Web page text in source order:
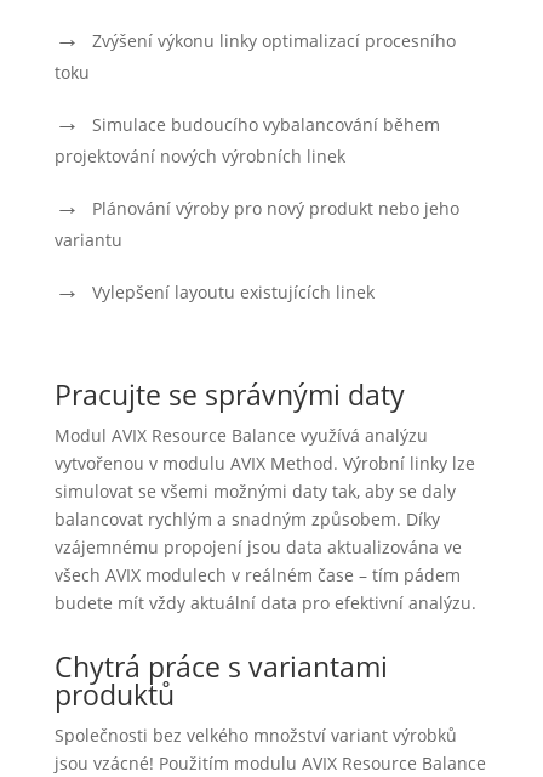
Zvýšení výkonu linky optimalizací procesního
toku
Simulace budoucího vybalancování během
projektování nových výrobních linek
Plánování výroby pro nový produkt nebo jeho
variantu
Vylepšení layoutu existujících linek
Pracujte se správnými daty
Modul AVIX Resource Balance využívá analýzu
vytvořenou v modulu AVIX Method. Výrobní linky lze
simulovat se všemi možnými daty tak, aby se daly
balancovat rychlým a snadným způsobem. Díky
vzájemnému propojení jsou data aktualizována ve
všech AVIX modulech v reálném čase – tím pádem
budete mít vždy aktuální data pro efektivní analýzu.
Chytrá práce s variantami
produktů
Společnosti bez velkého množství variant výrobků
jsou vzácné! Použitím modulu AVIX Resource Balance